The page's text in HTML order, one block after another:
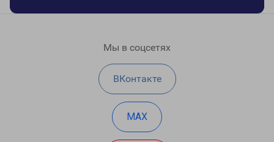
Мы в соцсетях
ВКонтакте
MAX